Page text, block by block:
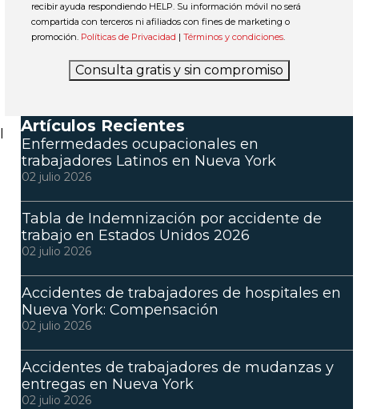
recibir ayuda respondiendo HELP. Su información móvil no será
compartida con terceros ni afiliados con fines de marketing o
promoción. Políticas de Privacidad |Términos y condiciones.
Consulta gratis y sin compromiso
Artículos Recientes
Enfermedades ocupacionales en
trabajadores Latinos en Nueva York
02 julio 2026
Tabla de Indemnización por accidente de
trabajo en Estados Unidos 2026
02 julio 2026
Accidentes de trabajadores de hospitales en
Nueva York: Compensación
02 julio 2026
Accidentes de trabajadores de mudanzas y
entregas en Nueva York
02 julio 2026